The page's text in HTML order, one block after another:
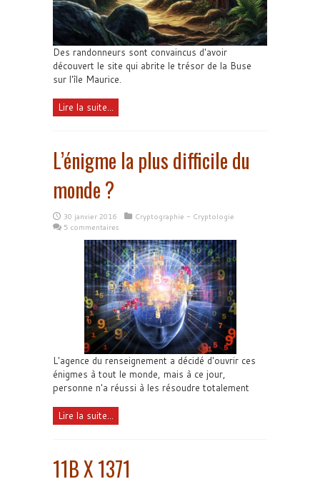
Des randonneurs sont convaincus d'avoir
découvert le site qui abrite le trésor de la Buse
sur l'île Maurice.
Lire la suite...
L’énigme la plus difficile du
monde ?
30 janvier 2016
Cryptographie - Cryptologie
5 commentaires
L'agence du renseignement a décidé d'ouvrir ces
énigmes à tout le monde, mais à ce jour,
personne n'a réussi à les résoudre totalement
Lire la suite...
11B X 1371